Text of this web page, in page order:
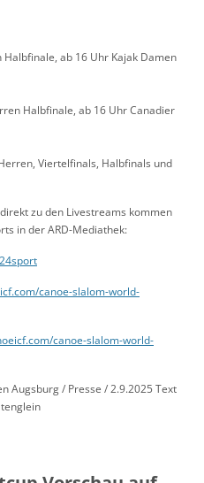
ab 16 Uhr Kajak Damen
Halbfinale, ab 16 Uhr Canadier
Viertelfinals, Halbfinals und
zu den Livestreams kommen
in der ARD-Mediathek:
canoe-slalom-world-
canoe-slalom-world-
Augsburg / Presse / 2.9.2025 Text